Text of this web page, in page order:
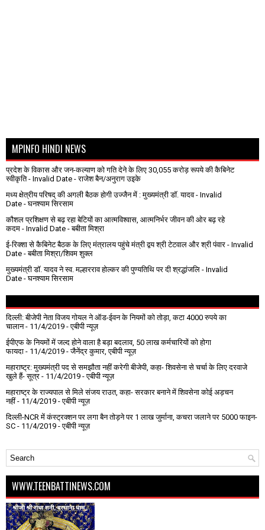
MPINFO HINDI NEWS
प्रदेश के विकास और जन-कल्याण को गति देने के लिए 30,055 करोड़ रूपये की कैबिनेट
स्वीकृति- Invalid Date - राजेश बैन/अनुराग उइके
मध्य क्षेत्रीय परिषद् की अगली बैठक होगी उज्जैन में : मुख्यमंत्री डॉ. यादव- Invalid
Date - घनश्याम सिरसाम
कौशल प्रशिक्षण से बढ़ रहा बेटियों का आत्मविश्वास, आत्मनिर्भर जीवन की ओर बढ़ रहे
कदम - Invalid Date - बबीता मिश्रा
ई-रिक्शा से कैबिनेट बैठक के लिए मंत्रालय पहुंचे मंत्री द्वय श्री टेटवाल और श्री पंवार - Invalid
Date - बबीता मिश्रा/शिवम शुक्ल
मुख्यमंत्री डॉ. यादव ने स्व. मल्हारराव होल्कर की पुण्यतिथि पर दी श्रद्धांजलि - Invalid
Date - घनश्याम सिरसाम
दिल्ली: बीजेपी नेता विजय गोयल ने ऑड-ईवन के नियमों को तोड़ा, कटा 4000 रुपये का
चालान- 11/4/2019 - एबीपी न्यूज़
ईपीएफ के नियमों में जल्द होने वाला है बड़ा बदलाव, 50 लाख कर्मचारियों को होगा
फायदा - 11/4/2019 - जैनेंद्र कुमार, एबीपी न्यूज़
महाराष्ट्र: मुख्यमंत्री पद से समझौता नहीं करेगी बीजेपी, कहा- शिवसेना से चर्चा के लिए दरवाजे
खुले हैं- सूत्र - 11/4/2019 - एबीपी न्यूज़
महाराष्ट्र के राज्यपाल से मिले संजय राउत, कहा- सरकार बनाने में शिवसेना कोई अड़चन
नहीं- 11/4/2019 - एबीपी न्यूज़
दिल्ली-NCR में कंस्ट्रक्शन पर लगा बैन तोड़ने पर 1 लाख जुर्माना, कचरा जलाने पर ₹5000 फाइन-
SC - 11/4/2019 - एबीपी न्यूज़
WWW.TEENBATTINEWS.COM